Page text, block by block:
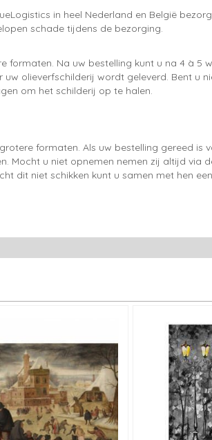
in heel Nederland en België
schade tijdens de bezorging.
formaten. Na uw bestelling kunt u na 4 à 5
uw olieverfschilderij wordt geleverd. Bent u
om het schilderij op te halen.
formaten. Als uw bestelling gereed
Mocht u niet opnemen nemen zij altijd
dit niet schikken kunt u samen met hen